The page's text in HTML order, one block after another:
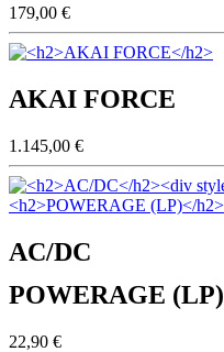
179,00 €
AKAI FORCE
1.145,00 €
AC/DC
POWERAGE (LP)
22,90 €